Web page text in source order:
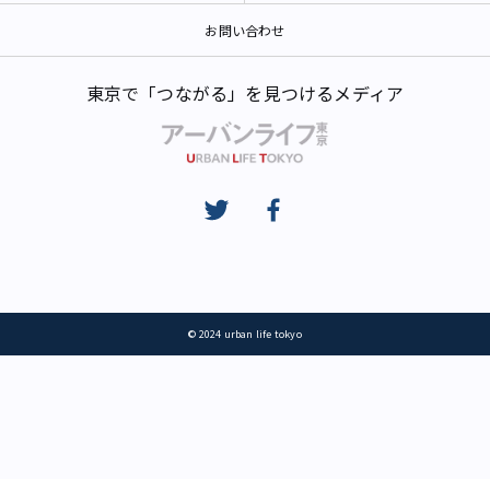
お問い合わせ
東京で「つながる」を見つけるメディア
© 2024 urban life tokyo